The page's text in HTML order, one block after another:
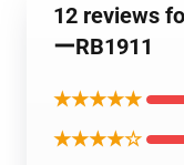
12 reviews
ーRB1911
★★★★★
★★★★☆